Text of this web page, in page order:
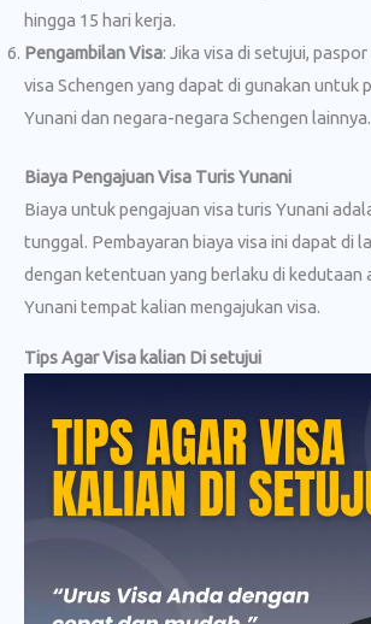
hingga 15 hari kerja.
Pengambilan Visa: Jika visa di setujui,
visa Schengen yang dapat di gunakan untuk
Yunani dan negara-negara Schengen lainnya.
Biaya Pengajuan Visa Turis Yunani
Biaya untuk pengajuan visa turis Yunani
tunggal. Pembayaran biaya visa ini dapat di
dengan ketentuan yang berlaku di kedutaan
Yunani tempat kalian mengajukan visa.
Tips Agar Visa kalian Di setujui